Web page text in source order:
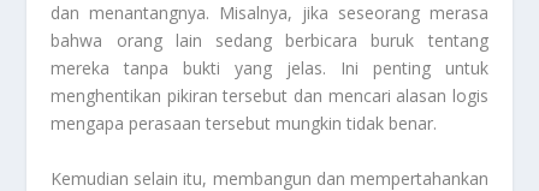
dan menantangnya. Misalnya, jika seseorang merasa
bahwa orang lain sedang berbicara buruk tentang
mereka tanpa bukti yang jelas. Ini penting untuk
menghentikan pikiran tersebut dan mencari alasan logis
mengapa perasaan tersebut mungkin tidak benar.
Kemudian selain itu, membangun dan mempertahankan